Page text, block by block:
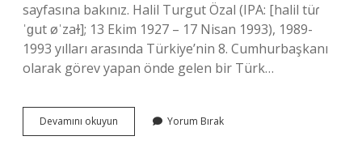
sayfasına bakınız. Halil Turgut Özal (IPA: [halil tüɾ
ˈɡut øˈzaɫ]; 13 Ekim 1927 – 17 Nisan 1993), 1989-
1993 yılları arasında Türkiye’nin 8. Cumhurbaşkanı
olarak görev yapan önde gelen bir Türk…
Devamını okuyun
Özal
Yorum Bırak